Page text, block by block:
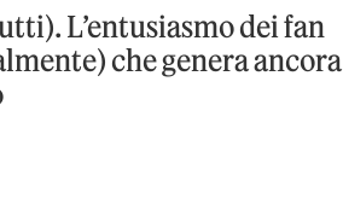
L’entusiasmo dei fan
che genera ancora